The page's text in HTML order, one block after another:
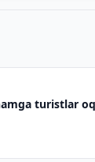
turistlar